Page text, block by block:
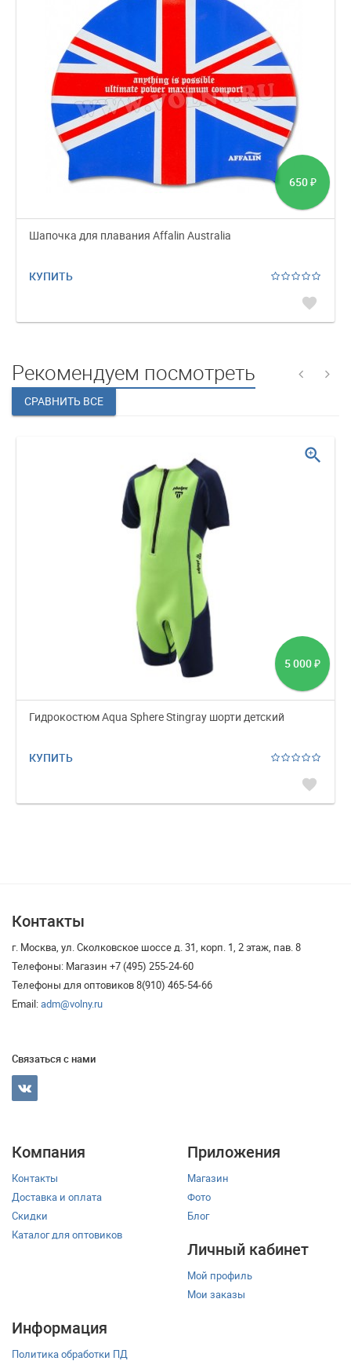
650 ₽
Шапочка для плавания Affalin Australia
КУПИТЬ
favorite
Рекомендуем посмотреть
5 000 ₽
Гидрокостюм Aqua Sphere Stingray шорти детский
КУПИТЬ
favorite
zoom_in
Контакты
г. Москва, ул. Сколковское шоссе д. 31, корп. 1, 2 этаж, пав. 8
Телефоны: Магазин +7 (495) 255-24-60
Телефоны для оптовиков 8(910) 465-54-66
Email:adm@volny.ru
Связаться с нами
Компания
Контакты
Доставка и оплата
Скидки
Каталог для оптовиков
Приложения
Магазин
Фото
Блог
Личный кабинет
Мой профиль
Мои заказы
Информация
Политика обработки ПД